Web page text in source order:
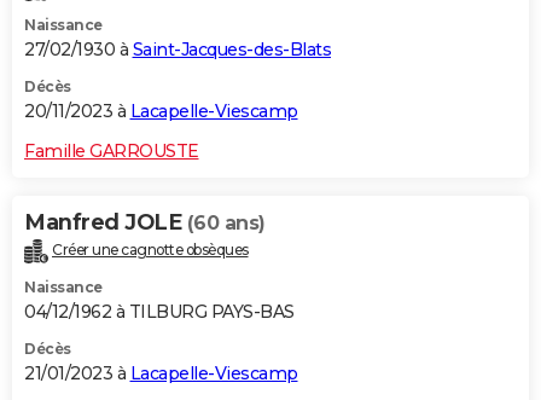
Naissance
27/02/1930 à Saint-Jacques-des-Blats
Décès
20/11/2023 à Lacapelle-Viescamp
Famille GARROUSTE
Manfred JOLE (60 ans)
Créer une cagnotte obsèques
Naissance
04/12/1962 à TILBURG PAYS-BAS
Décès
21/01/2023 à Lacapelle-Viescamp